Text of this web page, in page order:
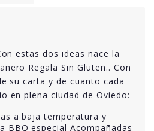
estas dos ideas nace la
Regala Sin Gluten.. Con
su carta y de cuanto cada
en plena ciudad de Oviedo:
a baja temperatura y
BBQ especial Acompañadas